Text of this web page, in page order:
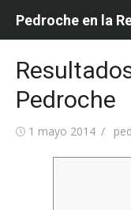
Pedroche en la
Pedroche
Publicada
1 mayo 2014